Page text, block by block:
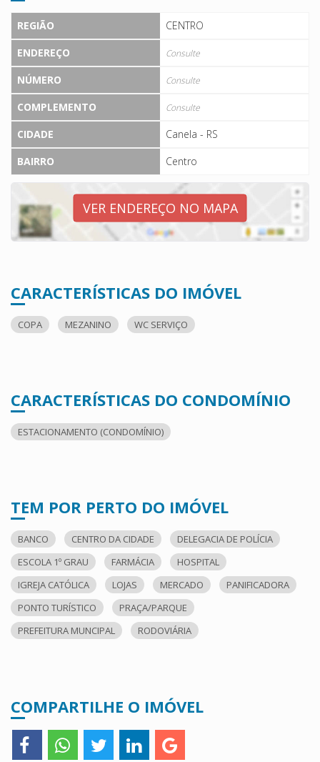
REGIÃO
CENTRO
ENDEREÇO
Consulte
NÚMERO Consulte
COMPLEMENTO Consulte
CIDADE
Canela - RS
BAIRRO
Centro
VER ENDEREÇO NO MAPA
CARACTERÍSTICAS DO IMÓVEL
COPA MEZANINO WC SERVIÇO
CARACTERÍSTICAS DO CONDOMÍNIO
ESTACIONAMENTO (CONDOMÍNIO)
TEM POR PERTO DO IMÓVEL
BANCO CENTRO DA CIDADE
DELEGACIA DE POLÍCIA
ESCOLA 1º GRAU
FARMÁCIA
HOSPITAL
IGREJA CATÓLICA
LOJAS MERCADO
PANIFICADORA
PONTO TURÍSTICO
PRAÇA/PARQUE
PREFEITURA MUNCIPAL
RODOVIÁRIA
COMPARTILHE O IMÓVEL